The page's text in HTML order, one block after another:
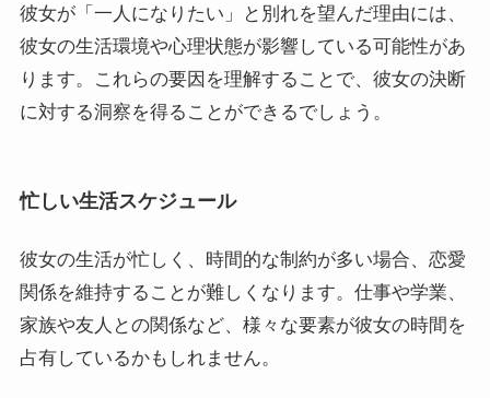
彼女が「一人になりたい」と別れを望んだ理由には、
彼女の生活環境や心理状態が影響している可能性があ
ります。これらの要因を理解することで、彼女の決断
に対する洞察を得ることができるでしょう。
忙しい生活スケジュール
彼女の生活が忙しく、時間的な制約が多い場合、恋愛
関係を維持することが難しくなります。仕事や学業、
家族や友人との関係など、様々な要素が彼女の時間を
占有しているかもしれません。